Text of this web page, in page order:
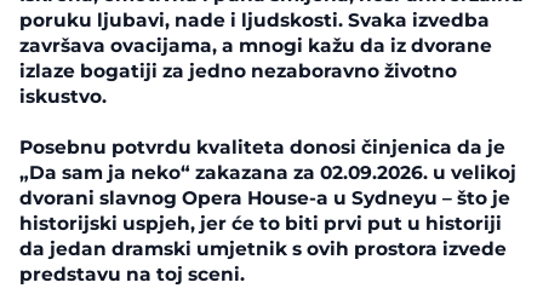
poruku ljubavi, nade i ljudskosti. Svaka izvedba
završava ovacijama, a mnogi kažu da iz dvorane
izlaze bogatiji za jedno nezaboravno životno
iskustvo.
Posebnu potvrdu kvaliteta donosi činjenica da je
„Da sam ja neko“ zakazana za 02.09.2026. u velikoj
dvorani slavnog Opera House-a u Sydneyu – što je
historijski uspjeh, jer će to biti prvi put u historiji
da jedan dramski umjetnik s ovih prostora izvede
predstavu na toj sceni.